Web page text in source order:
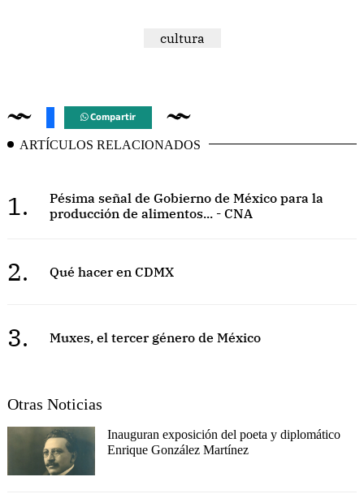
cultura
Compartir
ARTÍCULOS RELACIONADOS
1.
Pésima señal de Gobierno de México para la
producción de alimentos... - CNA
2. Qué hacer en CDMX
3. Muxes, el tercer género de México
Otras Noticias
Inauguran exposición del poeta y diplomático
Enrique González Martínez